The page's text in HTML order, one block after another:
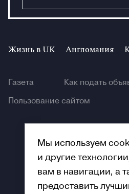
Жизнь в UK Англомания
Газета Как подать
Пользование сайтом
© Angliya
Мы используем
и другие
вам в навигации, а
предоставить